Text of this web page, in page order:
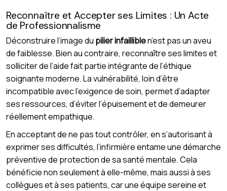
Reconnaître et Accepter ses Limites : Un Acte
de Professionnalisme
Déconstruire l’image du pilier infailliblen’est pas un aveu
de faiblesse. Bien au contraire, reconnaître ses limites et
solliciter de l’aide fait partie intégrante de l’éthique
soignante moderne. La vulnérabilité, loin d’être
incompatible avec l’exigence de soin, permet d’adapter
ses ressources, d’éviter l’épuisement et de demeurer
réellement empathique.
En acceptant de ne pas tout contrôler, en s’autorisant à
exprimer ses difficultés, l’infirmière entame une démarche
préventive de protection de sa santé mentale. Cela
bénéficie non seulement à elle-même, mais aussi à ses
collègues et à ses patients, car une équipe sereine et